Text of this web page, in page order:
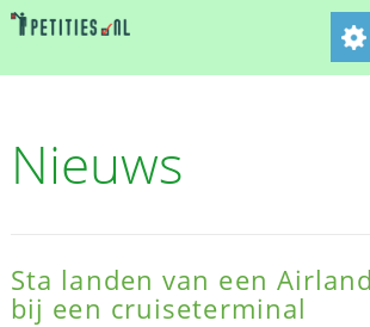
Nieuws
Sta landen van een
bij een cruiseterminal